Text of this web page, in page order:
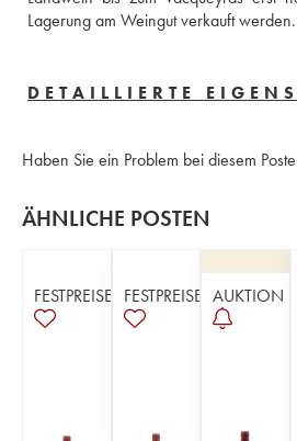
Lagerung am Weingut verkauft werden.
DETAILLIERTE
Haben Sie ein Problem bei diesem
ÄHNLICHE POSTEN
FESTPREISE FESTPREISE AUKTION